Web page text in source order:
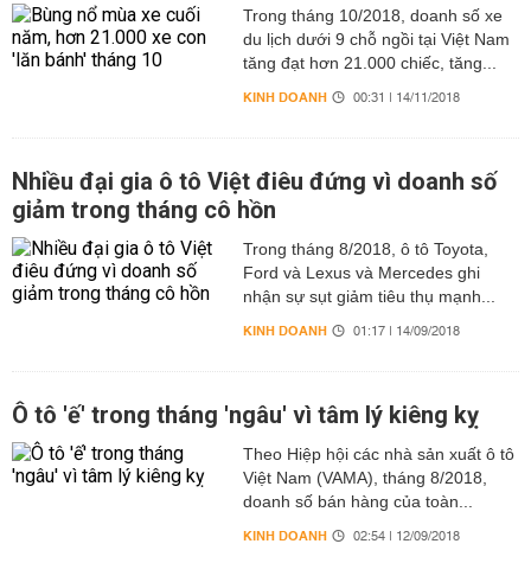
Trong tháng 10/2018, doanh số xe
du lịch dưới 9 chỗ ngồi tại Việt Nam
tăng đạt hơn 21.000 chiếc, tăng...
KINH DOANH 00:31 | 14/11/2018
Nhiều đại gia ô tô Việt điêu đứng vì doanh số
giảm trong tháng cô hồn
Trong tháng 8/2018, ô tô Toyota,
Ford và Lexus và Mercedes ghi
nhận sự sụt giảm tiêu thụ mạnh...
KINH DOANH 01:17 | 14/09/2018
Ô tô 'ế' trong tháng 'ngâu' vì tâm lý kiêng kỵ
Theo Hiệp hội các nhà sản xuất ô tô
Việt Nam (VAMA), tháng 8/2018,
doanh số bán hàng của toàn...
KINH DOANH 02:54 | 12/09/2018